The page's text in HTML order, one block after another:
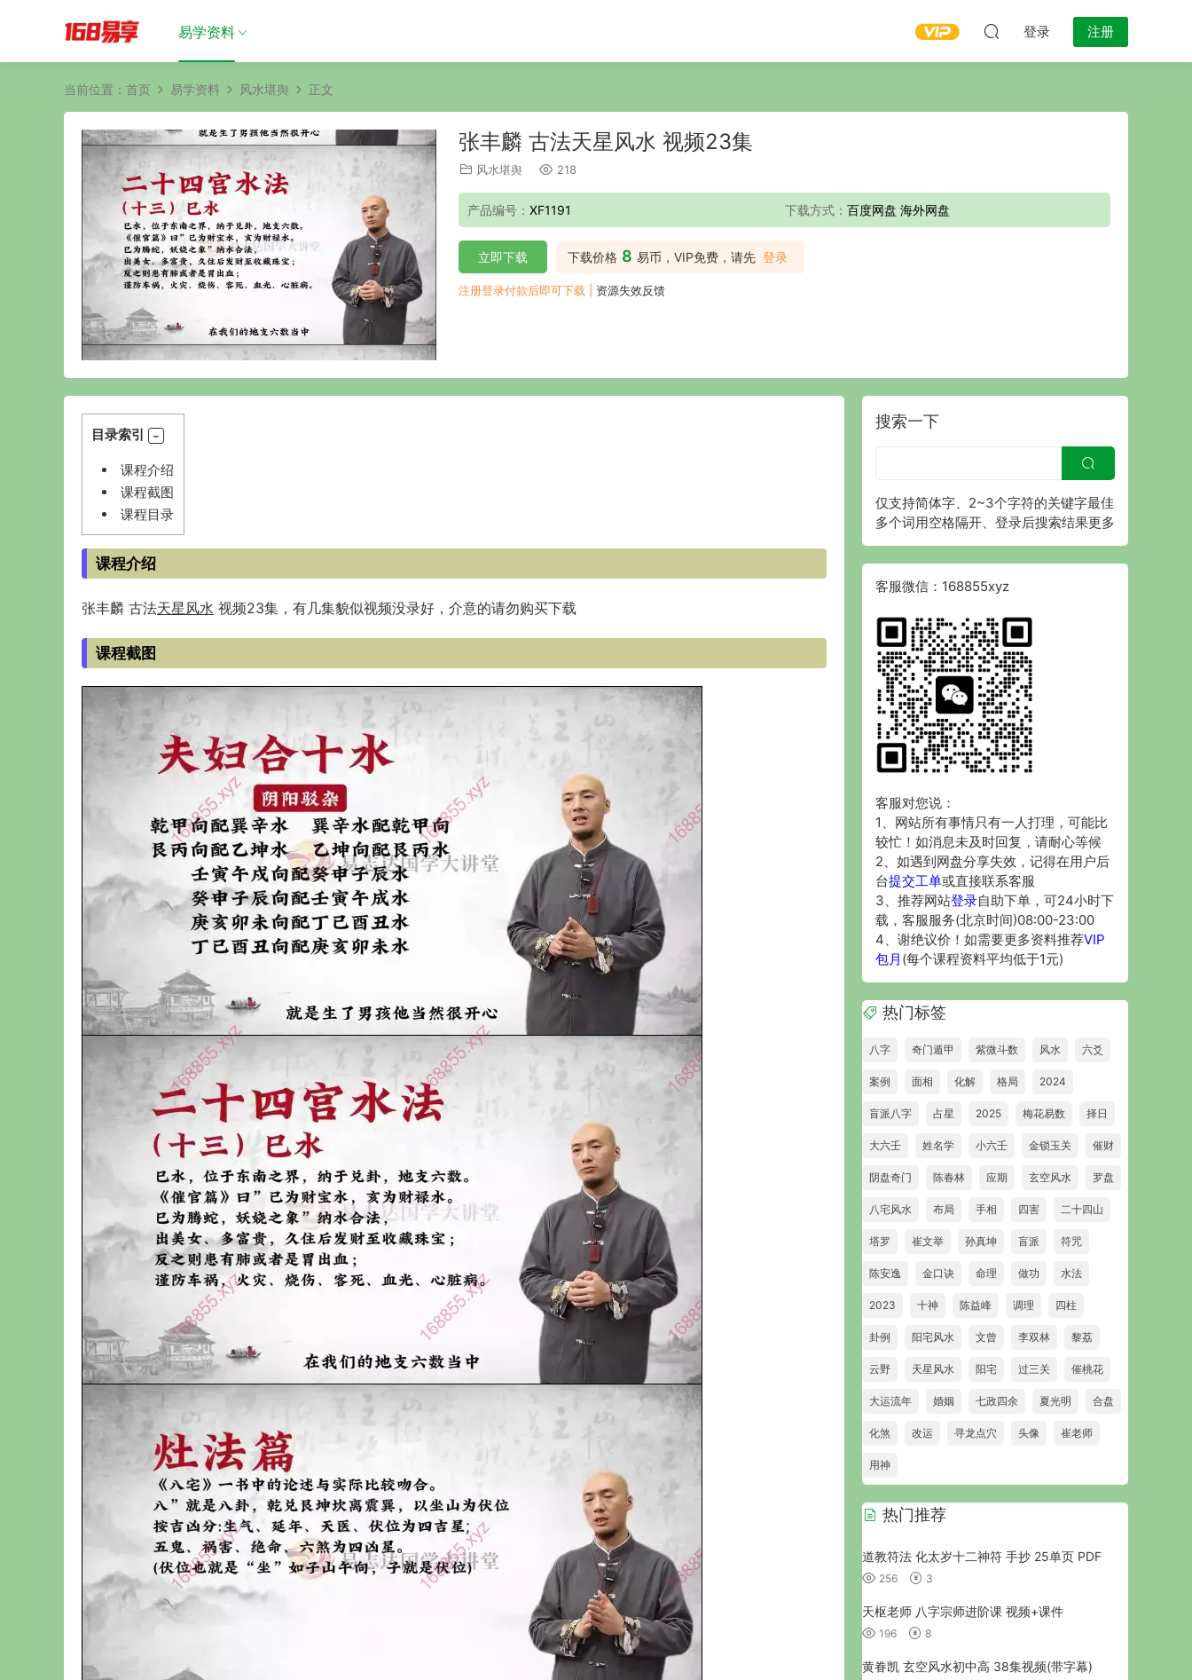
易学资料 登录 注册
当前位置： 首页 易学资料 风水堪舆 正文
张丰麟 古法天星风水 视频23集
风水堪舆 218
产品编号： XF1191 下载方式： 百度网盘 海外网盘
下载价格 8 易币，VIP免费，请先 登录
立即下载
注册登录付款后即可下载 | 资源失效反馈
目录索引
课程介绍
课程截图
课程目录
课程介绍
张丰麟 古法天星风水 视频23集，有几集貌似视频没录好，介意的请勿购买下载
课程截图
搜索一下
仅支持简体字、2~3个字符的关键字最佳
多个词用空格隔开、登录后搜索结果更多
客服微信：168855xyz
客服对您说：
1、网站所有事情只有一人打理，可能比
较忙！如消息未及时回复，请耐心等候
2、如遇到网盘分享失效，记得在用户后
台提交工单或直接联系客服
3、推荐网站登录自助下单，可24小时下
载，客服服务(北京时间)08:00-23:00
4、谢绝议价！如需要更多资料推荐VIP
包月 (每个课程资料平均低于1元)
热门标签
八字 奇门遁甲 紫微斗数 风水 六爻
案例 面相 化解 格局 2024
盲派八字 占星 2025 梅花易数 择日
大六壬 姓名学 小六壬 金锁玉关 催财
阴盘奇门 陈春林 应期 玄空风水 罗盘
八宅风水 布局 手相 四害 二十四山
塔罗 崔文举 孙真坤 盲派 符咒
陈安逸 金口诀 命理 做功 水法
2023 十神 陈益峰 调理 四柱
卦例 阳宅风水 文曾 李双林 黎荔
云野 天星风水 阳宅 过三关 催桃花
大运流年 婚姻 七政四余 夏光明 合盘
化煞 改运 寻龙点穴 头像 崔老师
用神
热门推荐
道教符法 化太岁十二神符 手抄 25单页 PDF
256 3
天枢老师 八字宗师进阶课 视频+课件
196 8
黄眷凯 玄空风水初中高 38集视频(带字幕)